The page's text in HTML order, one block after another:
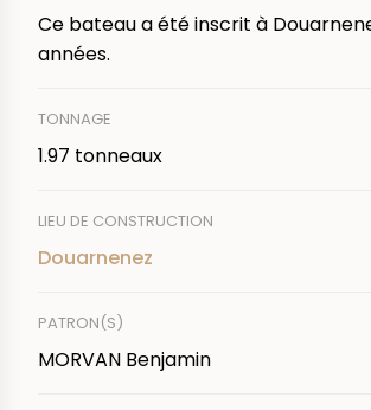
Ce bateau a été inscrit à
années.
TONNAGE
1.97 tonneaux
LIEU DE CONSTRUCTION
Douarnenez
PATRON(S)
MORVAN Benjamin